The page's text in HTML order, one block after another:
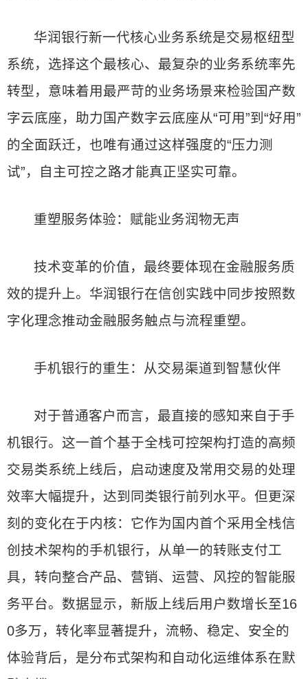
华润银行新一代核心业务系统是交易枢纽型
系统，选择这个最核心、最复杂的业务系统率先
转型，意味着用最严苛的业务场景来检验国产数
字云底座，助力国产数字云底座从“可用”到“好用”
的全面跃迁，也唯有通过这样强度的“压力测
试”，自主可控之路才能真正坚实可靠。
重塑服务体验：赋能业务润物无声
技术变革的价值，最终要体现在金融服务质
效的提升上。华润银行在信创实践中同步按照数
字化理念推动金融服务触点与流程重塑。
手机银行的重生：从交易渠道到智慧伙伴
对于普通客户而言，最直接的感知来自于手
机银行。这一首个基于全栈可控架构打造的高频
交易类系统上线后，启动速度及常用交易的处理
效率大幅提升，达到同类银行前列水平。但更深
刻的变化在于内核：它作为国内首个采用全栈信
创技术架构的手机银行，从单一的转账支付工
具，转向整合产品、营销、运营、风控的智能服
务平台。数据显示，新版上线后用户数增长至16
0多万，转化率显著提升，流畅、稳定、安全的
体验背后，是分布式架构和自动化运维体系在默